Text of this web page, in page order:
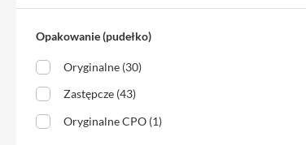
Torba
iPhone
Smycze
do
iPhone
Service
Opakowanie (pudełko)
Oryginalne (30)
Zastępcze (43)
Oryginalne CPO (1)